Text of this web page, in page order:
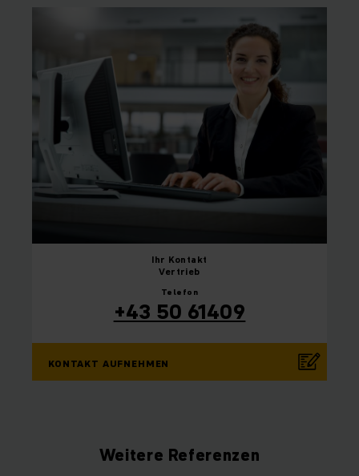
Ihr Kontakt
Vertrieb
Telefon
+43 50 61409
KONTAKT AUFNEHMEN
Weitere Referenzen